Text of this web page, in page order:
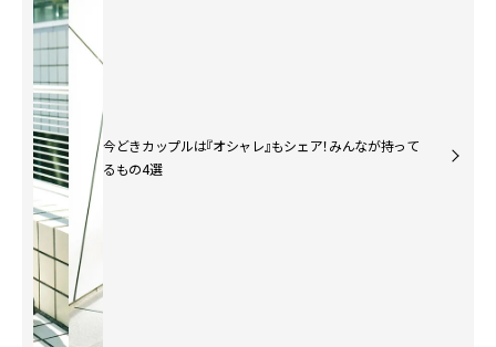
今どきカップルは『オシャレ』もシェア！みんなが持って
るもの4選